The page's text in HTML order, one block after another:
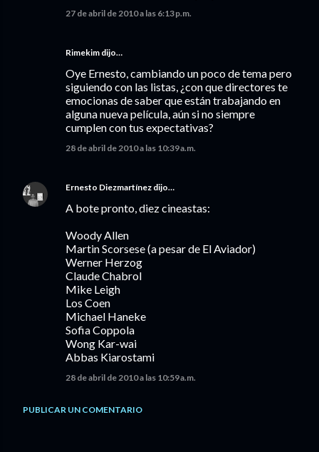
27 de abril de 2010 a las 6:13 p.m.
Rimekim dijo…
Oye Ernesto, cambiando un poco de tema pero
siguiendo con las listas, ¿con que directores te
emocionas de saber que están trabajando en
alguna nueva película, aún si no siempre
cumplen con tus expectativas?
28 de abril de 2010 a las 10:39 a.m.
Ernesto Diezmartínez dijo…
A bote pronto, diez cineastas:
Woody Allen
Martin Scorsese (a pesar de El Aviador)
Werner Herzog
Claude Chabrol
Mike Leigh
Los Coen
Michael Haneke
Sofia Coppola
Wong Kar-wai
Abbas Kiarostami
28 de abril de 2010 a las 10:59 a.m.
PUBLICAR UN COMENTARIO